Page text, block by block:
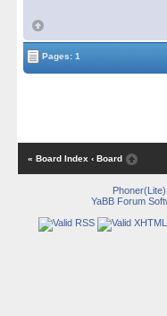
Pages: 1
« Board Index ‹ Board
YaBB Forum